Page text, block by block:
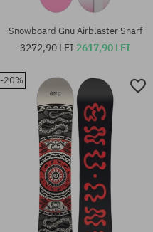
Snowboard Gnu Airblaster Snarf
3272,90 LEI 2617,90 LEI
-20%